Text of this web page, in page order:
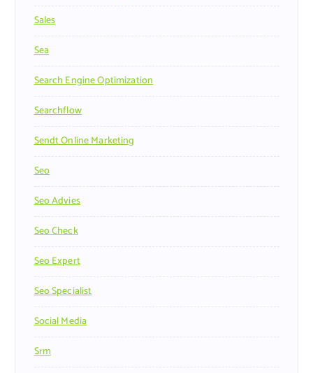
Sales
Sea
Search Engine Optimization
Searchflow
Sendt Online Marketing
Seo
Seo Advies
Seo Check
Seo Expert
Seo Specialist
Social Media
Srm